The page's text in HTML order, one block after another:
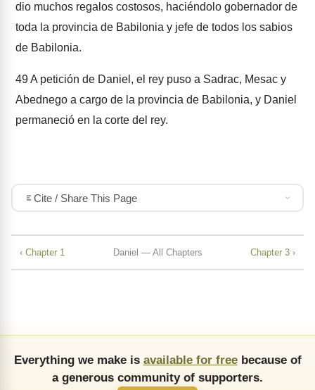
dio muchos regalos costosos, haciéndolo gobernador de
toda la provincia de Babilonia y jefe de todos los sabios
de Babilonia.
49A petición de Daniel, el rey puso a Sadrac, Mesac y
Abednego a cargo de la provincia de Babilonia, y Daniel
permaneció en la corte del rey.
Cite / Share This Page
‹ Chapter 1 Daniel — All Chapters Chapter 3 ›
Everything we make is available for freebecause of
a generous community of supporters.